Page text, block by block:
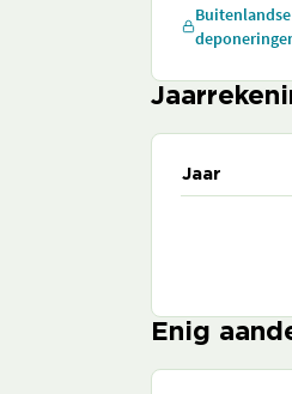
Buitenlandse
Jaar
Enig